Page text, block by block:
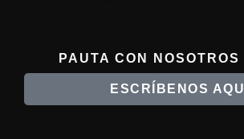
PAUTA CON NOSOTROS
ESCRÍBENOS AQUÍ